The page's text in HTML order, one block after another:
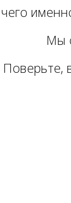
Мы
Поверьте,